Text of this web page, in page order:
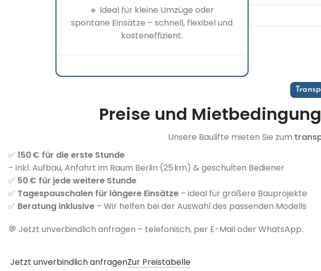
🔹 Ideal für kleine Umzüge oder
spontane Einsätze – schnell, flexibel und
kosteneffizient.
Preise und
Unsere Baulifte mieten Sie zum
✅ 150 € für die erste Stunde
– inkl. Aufbau, Anfahrt im Raum Berlin (25 km) & geschulten Bediener
✅ 50 € für jede weitere Stunde
✅ Tagespauschalen für längere Einsätze – ideal für größere Bauprojekte
✅ Beratung inklusive – Wir helfen bei der Auswahl des passenden Modells
💬 Jetzt unverbindlich anfragen – telefonisch, per E-Mail oder WhatsApp.
Jetzt unverbindlich anfragenZur Preistabelle